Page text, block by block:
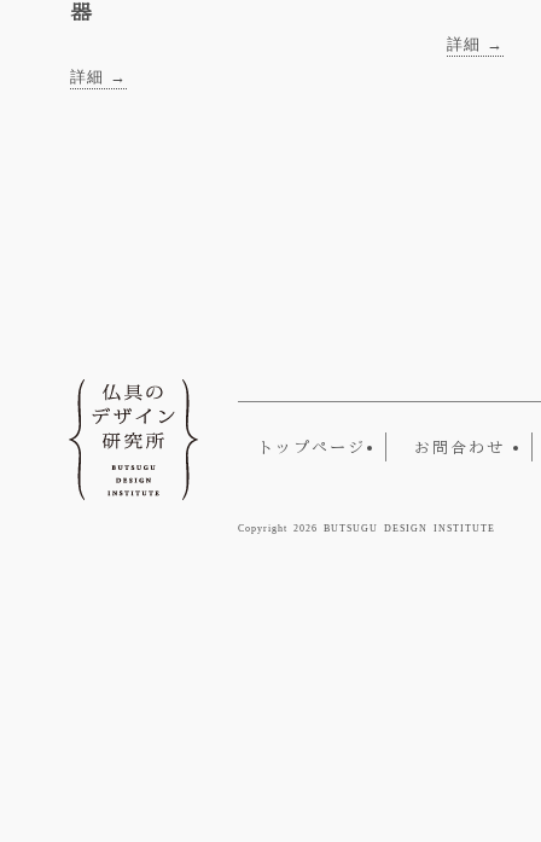
器
詳細 →
詳細 →
トップページ お問合わせ
Copyright 2026 BUTSUGU DESIGN INSTITUTE